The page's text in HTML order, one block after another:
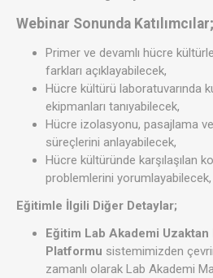
Webinar Sonunda Katılımcılar;
Primer ve devamlı hücre
farkları açıklayabilecek,
Hücre kültürü laboratuvarında
ekipmanları tanıyabilecek,
Hücre izolasyonu, pasajlama
süreçlerini anlayabilecek,
Hücre kültüründe karşılaşılan
problemlerini yorumlayabilecek,
Eğitimle İlgili Diğer Detaylar;
Eğitim Lab Akademi Uzaktan
Platformu sistemimizden
zamanlı olarak Lab Akademi